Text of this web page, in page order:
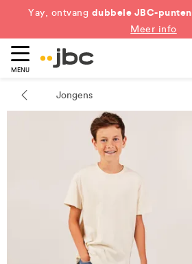
Yay, ontvang dubbele JBC-punten
Meer info
MENU
Jongens